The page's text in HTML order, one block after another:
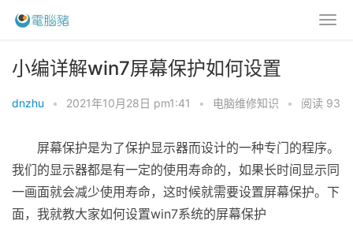
小编详解win7屏幕保护如何设置
dnzhu • 2021年10月28日 pm1:41 • 电脑维修知识 • 阅读 93
屏幕保护是为了保护显示器而设计的一种专门的程序。
我们的显示器都是有一定的使用寿命的，如果长时间显示同
一画面就会减少使用寿命，这时候就需要设置屏幕保护。下
面，我就教大家如何设置win7系统的屏幕保护